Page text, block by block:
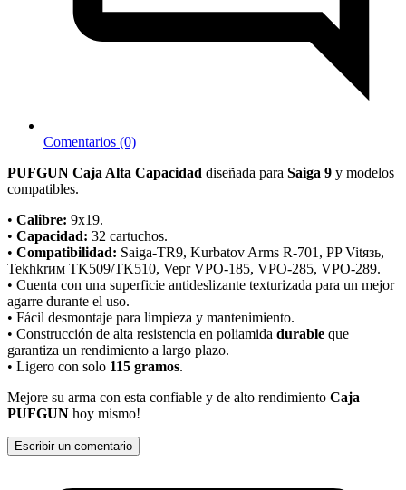
Comentarios (0)
PUFGUN Caja Alta Capacidad diseñada para Saiga 9 y modelos
compatibles.
• Calibre: 9x19.
• Capacidad: 32 cartuchos.
• Compatibilidad: Saiga-TR9, Kurbatov Arms R-701, PP Vitязь,
Tekhkrим TK509/TK510, Vepr VPO-185, VPO-285, VPO-289.
• Cuenta con una superficie antideslizante texturizada para un mejor
agarre durante el uso.
• Fácil desmontaje para limpieza y mantenimiento.
• Construcción de alta resistencia en poliamida durable que
garantiza un rendimiento a largo plazo.
• Ligero con solo 115 gramos.
Mejore su arma con esta confiable y de alto rendimiento Caja
PUFGUN hoy mismo!
Escribir un comentario